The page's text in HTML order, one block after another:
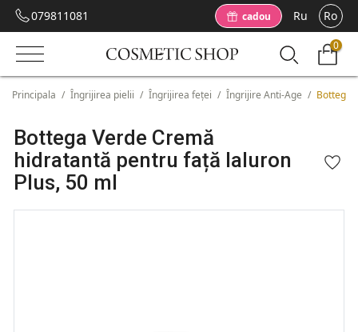
079811081 cadou Ru Ro
0
Principala / Îngrijirea pielii / Îngrijirea feței / Îngrijire Anti-Age / Bottega
Bottega Verde Cremă
hidratantă pentru față Ialuron
Plus, 50 ml